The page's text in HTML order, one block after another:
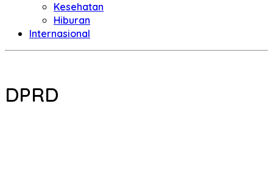
Kesehatan
Hiburan
Internasional
DPRD